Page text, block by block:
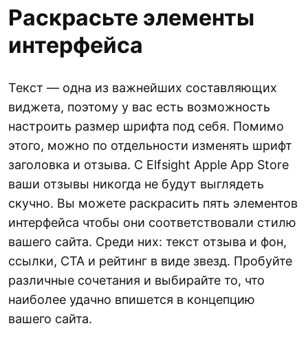
Раскрасьте элементы
интерфейса
Текст — одна из важнейших составляющих
виджета, поэтому у вас есть возможность
настроить размер шрифта под себя. Помимо
этого, можно по отдельности изменять шрифт
заголовка и отзыва. С Elfsight Apple App Store
ваши отзывы никогда не будут выглядеть
скучно. Вы можете раскрасить пять элементов
интерфейса чтобы они соответствовали стилю
вашего сайта. Среди них: текст отзыва и фон,
ссылки, CTA и рейтинг в виде звезд. Пробуйте
различные сочетания и выбирайте то, что
наиболее удачно впишется в концепцию
вашего сайта.